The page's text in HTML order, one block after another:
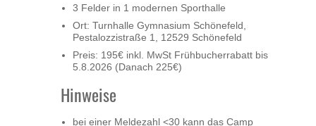
3 Felder in 1 modernen Sporthalle
Ort: Turnhalle Gymnasium Schönefeld,
Pestalozzistraße 1, 12529 Schönefeld
Preis: 195€ inkl. MwSt Frühbucherrabatt bis
5.8.2026 (Danach 225€)
Hinweise
bei einer Meldezahl <30 kann das Camp